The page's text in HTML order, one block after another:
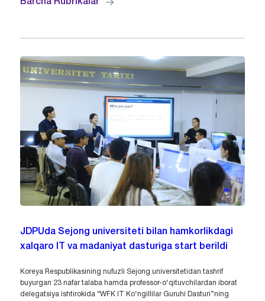
Barcha Rubrikalar
JDPUda Sejong universiteti bilan hamkorlikdagi
xalqaro IT va madaniyat dasturiga start berildi
Koreya Respublikasining nufuzli Sejong universitetidan tashrif
buyurgan 23 nafar talaba hamda professor-o‘qituvchilardan iborat
delegatsiya ishtirokida “WFK IT Ko‘ngillilar Guruhi Dasturi”ning